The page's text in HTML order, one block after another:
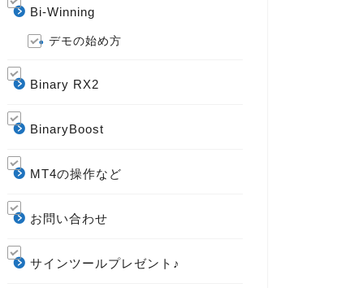
Bi-Winning
デモの始め方
Binary RX2
BinaryBoost
MT4の操作など
お問い合わせ
サインツールプレゼント♪